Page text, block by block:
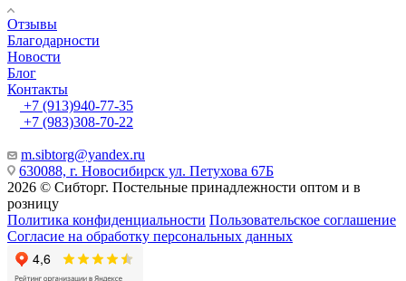
Отзывы
Благодарности
Новости
Блог
Контакты
+7 (913)940-77-35
+7 (983)308-70-22
m.sibtorg@yandex.ru
630088, г. Новосибирск ул. Петухова 67Б
2026 © Сибторг. Постельные принадлежности оптом и в
розницу
Политика конфиденциальности Пользовательское соглашение
Согласие на обработку персональных данных